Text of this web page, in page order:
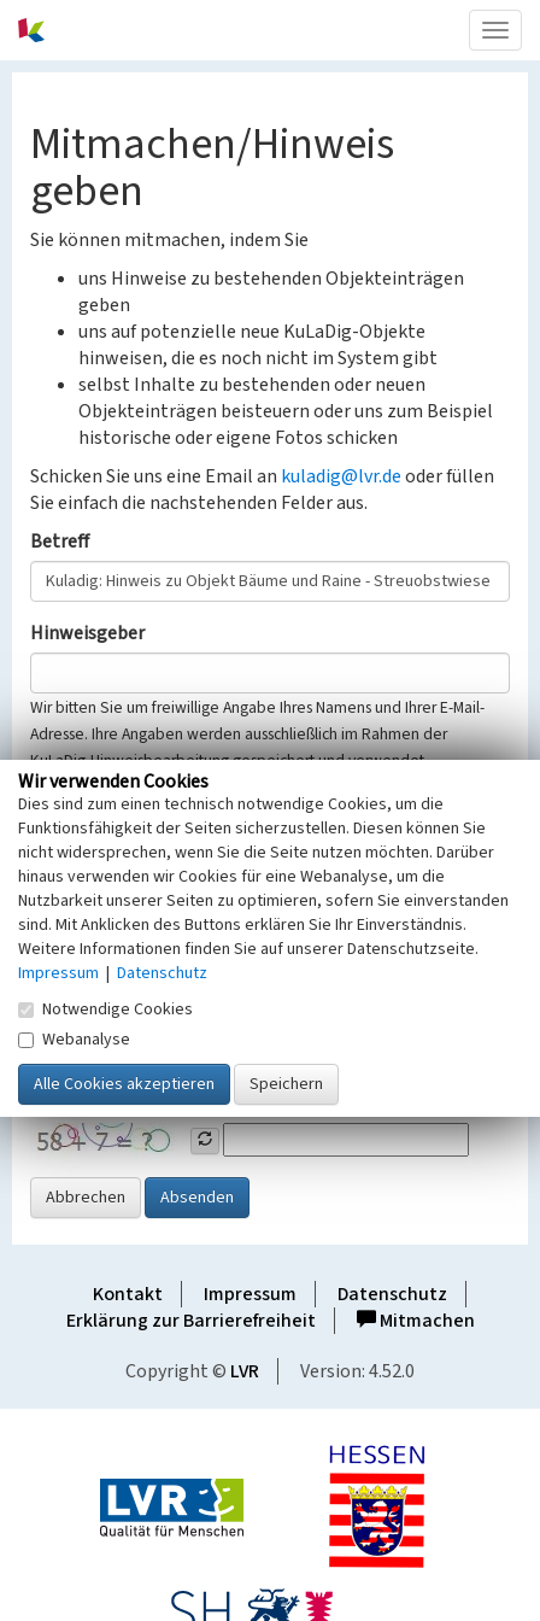
Mitmachen/Hinweis
geben
Sie können mitmachen, indem Sie
uns Hinweise zu bestehenden Objekteinträgen
geben
uns auf potenzielle neue KuLaDig-Objekte
hinweisen, die es noch nicht im System gibt
selbst Inhalte zu bestehenden oder neuen
Objekteinträgen beisteuern oder uns zum Beispiel
historische oder eigene Fotos schicken
Schicken Sie uns eine Email an kuladig@lvr.deoder füllen
Sie einfach die nachstehenden Felder aus.
Betreff
Hinweisgeber
Wir bitten Sie um freiwillige Angabe Ihres Namens und Ihrer E-Mail-
Adresse. Ihre Angaben werden ausschließlich im Rahmen der
KuLaDig-Hinweisbearbeitung gespeichert und verwendet.
Selbstverständlich werden diese entsprechend der Vorschriften des
Telemediengesetzes, des Datenschutzgesetzes NRW und der seit
dem 25.05.2018 gültigen Europäischen Datenschutzgrundverordnung
(EU-DSGVO) vertraulich behandelt, beachten Sie bitte unsere
Hinweise zumDatenschutz
Nachricht
SicherheitsabfrageTragen Sie unten das Rechenergebnis aus der
Grafik ein
Abbrechen Absenden
Kontakt Impressum
Datenschutz
Erklärung zur Barrierefreiheit
Mitmachen
Copyright © LVR Version: 4.52.0
Wir verwenden Cookies
Dies sind zum einen technisch notwendige Cookies, um die
Funktionsfähigkeit der Seiten sicherzustellen. Diesen können Sie
nicht widersprechen, wenn Sie die Seite nutzen möchten. Darüber
hinaus verwenden wir Cookies für eine Webanalyse, um die
Nutzbarkeit unserer Seiten zu optimieren, sofern Sie einverstanden
sind. Mit Anklicken des Buttons erklären Sie Ihr Einverständnis.
Weitere Informationen finden Sie auf unserer Datenschutzseite.
Impressum | Datenschutz
Notwendige Cookies
Webanalyse